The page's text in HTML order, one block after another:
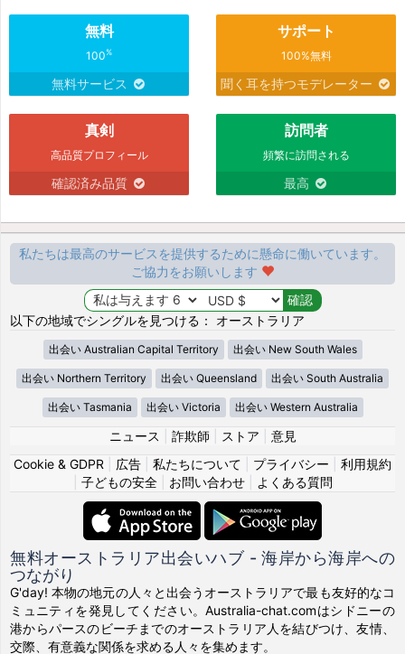
無料
100%
無料サービス
サポート
100%無料
聞く耳を持つモデレーター
真剣
高品質プロフィール
確認済み品質
訪問者
頻繁に訪問される
最高
私たちは最高のサービスを提供するために懸命に働いています。
ご協力をお願いします
以下の地域でシングルを見つける： オーストラリア
出会い Australian Capital Territory 出会い New South Wales
出会い Northern Territory 出会い Queensland 出会い South Australia
出会い Tasmania 出会い Victoria 出会い Western Australia
ニュース 詐欺師 ストア
意見
Cookie & GDPR
広告 私たちについて プライバシー
利用規約
子どもの安全| お問い合わせ| よくある質問
無料オーストラリア出会いハブ - 海岸から海岸への
つながり
G'day! 本物の地元の人々と出会うオーストラリアで最も友好的なコ
ミュニティを発見してください。Australia-chat.comはシドニーの
港からパースのビーチまでのオーストラリア人を結びつけ、友情、
交際、有意義な関係を求める人々を集めます。